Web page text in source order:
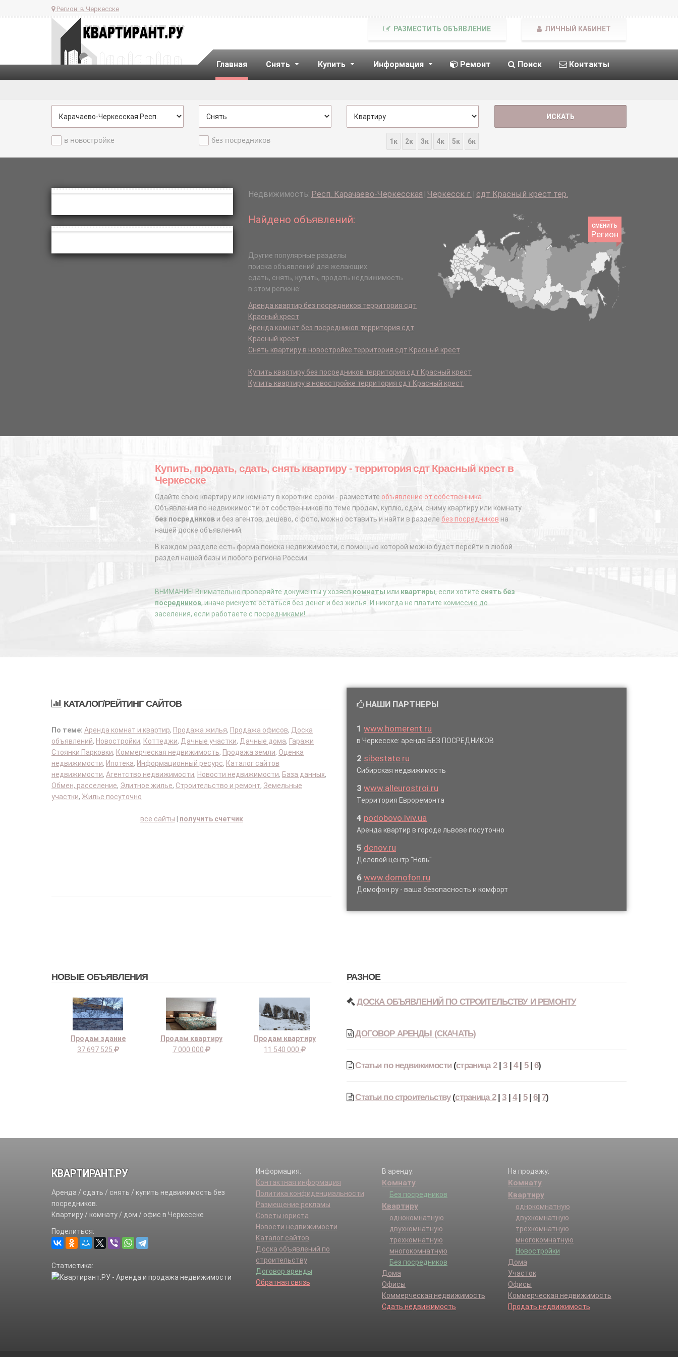
Регион: в Черкесске
Главная Снять Купить Информация Ремонт Поиск Контакты
РАЗМЕСТИТЬ ОБЪЯВЛЕНИЕ ЛИЧНЫЙ КАБИНЕТ
в новостройке без посредников 1к 2к 3к 4к 5к 6к
Недвижимость: Респ. Карачаево-Черкесская Черкесск г. сдт Красный крест тер.
СМЕНИТЬ
Регион
Найдено объявлений:
Другие популярные разделы
поиска объявлений для желающих
сдать, снять, купить, продать недвижимость
в этом регионе:
Аренда квартир без посредников территория сдт
Красный крест
Аренда комнат без посредников территория сдт
Красный крест
Снять квартиру в новостройке территория сдт Красный крест
Купить квартиру без посредников территория сдт Красный крест
Купить квартиру в новостройке территория сдт Красный крест
Купить, продать, сдать, снять квартиру - территория сдт Красный крест в
Черкесске
Сдайте свою квартиру или комнату в короткие сроки - разместите объявление от собственника
Объявления по недвижимости от собственников по теме продам, куплю, сдам, сниму квартиру или комнату
без посредникови без агентов, дешево, с фото, можно оставить и найти в разделе без посредников на
нашей доске объявлений.
В каждом разделе есть форма поиска недвижимости, с помощью которой можно будет перейти в любой
раздел нашей базы и любого региона России.
ВНИМАНИЕ! Внимательно проверяйте документы у хозяев комнаты или квартиры, если хотите снять без
посредников, иначе рискуете остаться без денег и без жилья. И никогда не платите комиссию до
заселения, если работаете с посредниками!
КАТАЛОГ/РЕЙТИНГ САЙТОВ
По теме: Аренда комнат и квартир, Продажа жилья, Продажа офисов, Доска
объявлений, Новостройки, Коттеджи, Дачные участки, Дачные дома, Гаражи
Стоянки Парковки, Коммерческая недвижимость, Продажа земли, Оценка
недвижимости, Ипотека, Информационный ресурс, Каталог сайтов
недвижимости, Агентство недвижимости, Новости недвижимости, База данных,
Обмен, расселение, Элитное жилье, Строительство и ремонт, Земельные
участки, Жилье посуточно
все сайты получить счетчик
НАШИ ПАРТНЕРЫ
1 www.homerent.ru
в Черкесске: аренда БЕЗ ПОСРЕДНИКОВ
2 sibestate.ru
Сибирская недвижимость
3 www.alleurostroi.ru
Территория Евроремонта
4 podobovo.lviv.ua
Аренда квартир в городе львове посуточно
5 dcnov.ru
Деловой центр "Новь"
6 www.domofon.ru
Домофон.ру - ваша безопасность и комфорт
НОВЫЕ ОБЪЯВЛЕНИЯ
Продам здание
37 697 525
Продам квартиру
7 000 000
Продам квартиру
11 540 000
РАЗНОЕ
ДОСКА ОБЪЯВЛЕНИЙ ПО СТРОИТЕЛЬСТВУ И РЕМОНТУ
ДОГОВОР АРЕНДЫ (СКАЧАТЬ)
Статьи по недвижимости(страница 2|3| 4| 5|6)
Статьи по строительству(страница 2|3|4| 5|6| 7)
КВАРТИРАНТ.РУ
Аренда / сдать / снять / купить недвижимость без
посредников.
Квартиру / комнату / дом / офис в Черкесске
Поделиться:
Статистика:
Информация:
Контактная информация
Политика конфиденциальности
Размещение рекламы
Советы юриста
Новости недвижимости
Каталог сайтов
Доска объявлений по
строительству
Договор аренды
Обратная связь
В аренду:
Комнату
Без посредников
Квартиру
однокомнатную
двухкомнатную
трехкомнатную
многокомнатную
Без посредников
Дома
Офисы
Коммерческая недвижимость
Сдать недвижимость
На продажу:
Комнату
Квартиру
однокомнатную
двухкомнатную
трехкомнатную
многокомнатную
Новостройки
Дома
Участок
Офисы
Коммерческая недвижимость
Продать недвижимость